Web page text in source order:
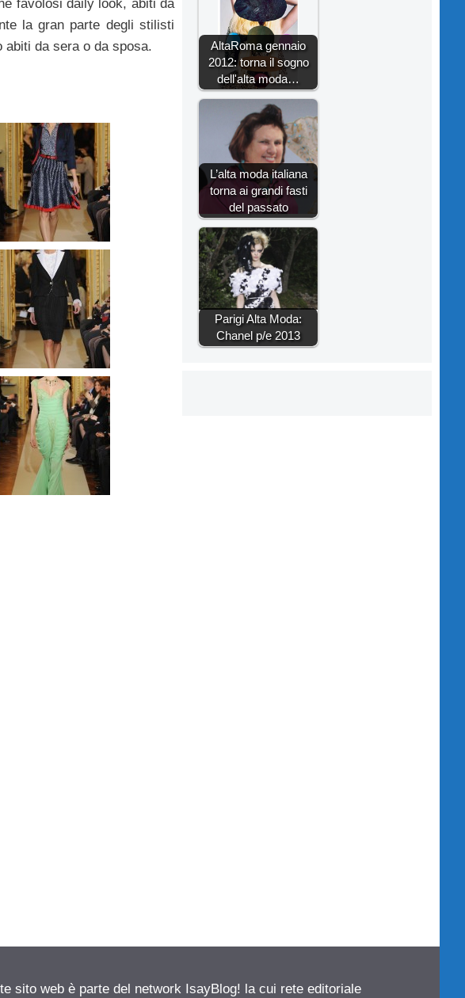
favolosi daily look, abiti da
la gran parte degli stilisti
abiti da sera o da sposa.
AltaRoma gennaio
2012: torna il sogno
dell'alta moda…
L’alta moda italiana
torna ai grandi fasti
del passato
Parigi Alta Moda:
Chanel p/e 2013
sito web è parte del network IsayBlog! la cui rete editoriale